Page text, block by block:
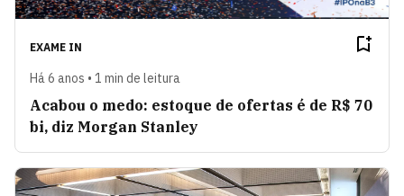
EXAME IN
Há 6 anos • 1 min de leitura
Acabou o medo: estoque de ofertas é de R$ 70
bi, diz Morgan Stanley